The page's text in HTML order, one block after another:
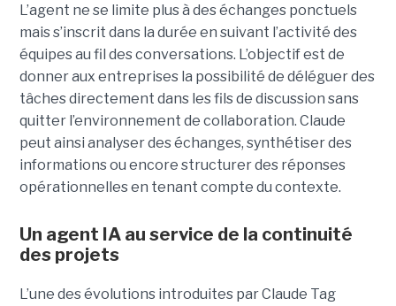
L’agent ne se limite plus à des échanges ponctuels
mais s’inscrit dans la durée en suivant l’activité des
équipes au fil des conversations. L’objectif est de
donner aux entreprises la possibilité de déléguer des
tâches directement dans les fils de discussion sans
quitter l’environnement de collaboration. Claude
peut ainsi analyser des échanges, synthétiser des
informations ou encore structurer des réponses
opérationnelles en tenant compte du contexte.
Un agent IA au service de la continuité
des projets
L’une des évolutions introduites par Claude Tag